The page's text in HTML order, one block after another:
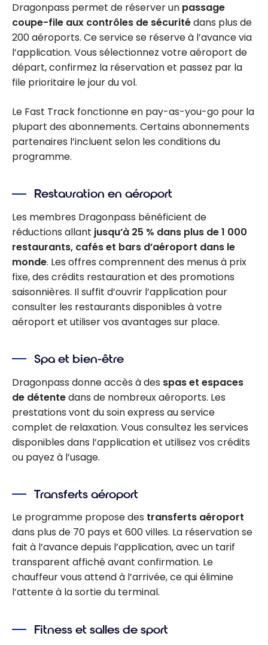
Dragonpass permet de réserver un passage
coupe-file aux contrôles de sécuritédans plus de
200 aéroports. Ce service se réserve à l’avance via
l’application. Vous sélectionnez votre aéroport de
départ, confirmez la réservation et passez par la
file prioritaire le jour du vol.
Le Fast Track fonctionne en pay-as-you-go pour la
plupart des abonnements. Certains abonnements
partenaires l’incluent selon les conditions du
programme.
Restauration en aéroport
Les membres Dragonpass bénéficient de
réductions allant jusqu’à 25 % dans plus de 1 000
restaurants, cafés et bars d’aéroport dans le
monde. Les offres comprennent des menus à prix
fixe, des crédits restauration et des promotions
saisonnières. Il suffit d’ouvrir l’application pour
consulter les restaurants disponibles à votre
aéroport et utiliser vos avantages sur place.
Spa et bien-être
Dragonpass donne accès à des spas et espaces
de détentedans de nombreux aéroports. Les
prestations vont du soin express au service
complet de relaxation. Vous consultez les services
disponibles dans l’application et utilisez vos crédits
ou payez à l’usage.
Transferts aéroport
Le programme propose des transferts aéroport
dans plus de 70 pays et 600 villes. La réservation se
fait à l’avance depuis l’application, avec un tarif
transparent affiché avant confirmation. Le
chauffeur vous attend à l’arrivée, ce qui élimine
l’attente à la sortie du terminal.
Fitness et salles de sport